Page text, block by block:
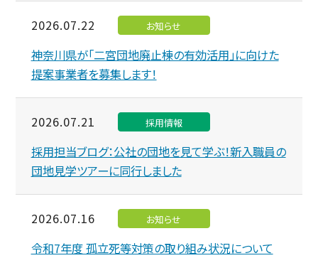
2026.07.22 お知らせ
神奈川県が「二宮団地廃止棟の有効活用」に向けた
提案事業者を募集します！
2026.07.21 採用情報
採用担当ブログ：公社の団地を見て学ぶ！新入職員の
団地見学ツアーに同行しました
2026.07.16 お知らせ
令和7年度 孤立死等対策の取り組み状況について